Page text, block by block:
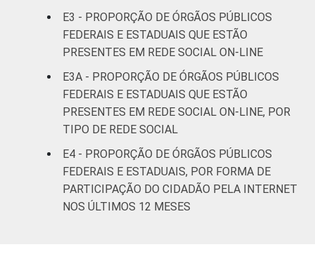
E3 - PROPORÇÃO DE ÓRGÃOS PÚBLICOS
FEDERAIS E ESTADUAIS QUE ESTÃO
PRESENTES EM REDE SOCIAL ON-LINE
E3A - PROPORÇÃO DE ÓRGÃOS PÚBLICOS
FEDERAIS E ESTADUAIS QUE ESTÃO
PRESENTES EM REDE SOCIAL ON-LINE, POR
TIPO DE REDE SOCIAL
E4 - PROPORÇÃO DE ÓRGÃOS PÚBLICOS
FEDERAIS E ESTADUAIS, POR FORMA DE
PARTICIPAÇÃO DO CIDADÃO PELA INTERNET
NOS ÚLTIMOS 12 MESES